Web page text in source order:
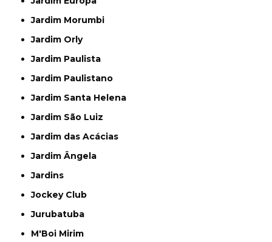
Jardim Morumbi
Jardim Orly
Jardim Paulista
Jardim Paulistano
Jardim Santa Helena
Jardim São Luiz
Jardim das Acácias
Jardim Ângela
Jardins
Jockey Club
Jurubatuba
M'Boi Mirim